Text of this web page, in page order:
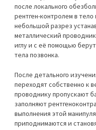
после локального
рентген-контролем в
небольшой разрез
металлический
иглу и с её помощью
тела позвонка.
После детального
переходят собственно к
проводнику пропускают
заполняют
выполнения этой
приподнимаются и